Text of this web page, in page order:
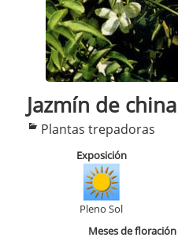
Jazmín de china
Categorías
Plantas trepadoras
Exposición
Pleno Sol
Meses de floración